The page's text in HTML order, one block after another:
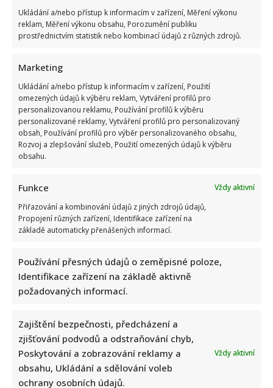
Ukládání a/nebo přístup k informacím v zařízení, Měření výkonu
reklam, Měření výkonu obsahu, Porozumění publiku
prostřednictvím statistik nebo kombinací údajů z různých zdrojů.
Marketing
Ukládání a/nebo přístup k informacím v zařízení, Použití
omezených údajů k výběru reklam, Vytváření profilů pro
personalizovanou reklamu, Používání profilů k výběru
personalizované reklamy, Vytváření profilů pro personalizovaný
obsah, Používání profilů pro výběr personalizovaného obsahu,
Rozvoj a zlepšování služeb, Použití omezených údajů k výběru
obsahu.
Funkce
Vždy aktivní
Přiřazování a kombinování údajů z jiných zdrojů údajů,
Propojení různých zařízení, Identifikace zařízení na
základě automaticky přenášených informací.
Používání přesných údajů o zeměpisné poloze,
Identifikace zařízení na základě aktivně
požadovaných informací.
Zajištění bezpečnosti, předcházení a
zjišťování podvodů a odstraňování chyb,
Poskytování a zobrazování reklamy a
obsahu, Ukládání a sdělování voleb
ochrany osobních údajů.
Vždy aktivní
Marek Ztracený zrušil velkolepé finále svého koncertu na
Letné
projde málokdo, pamětníci by ale měli dát alespoň 8/10
Petr Macinka se pochlubil vzácnými fotkami své dcery z
oslavy narozenin: Fanoušci lichotí celé rodině